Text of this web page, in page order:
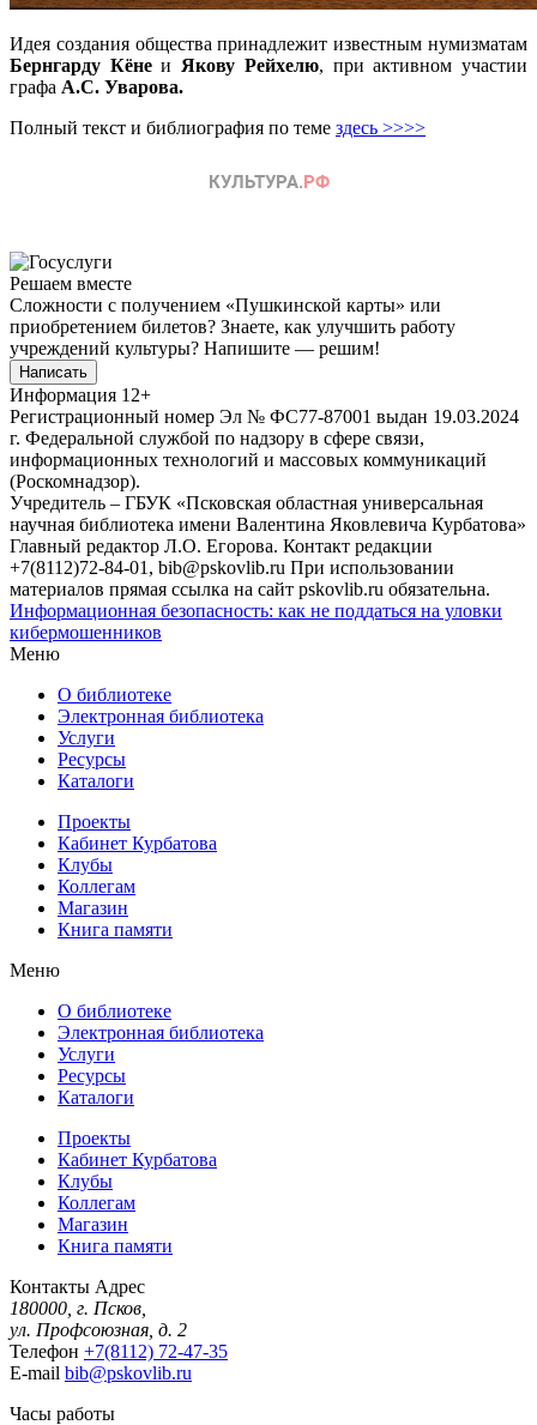
Идея создания общества принадлежит известным нумизматам
Бернгарду Кёнеи Якову Рейхелю, при активном участии
графа А.С. Уварова.
Полный текст и библиография по теме здесь >>>>
Решаем вместе
Сложности с получением «Пушкинской карты» или
приобретением билетов? Знаете, как улучшить работу
учреждений культуры? Напишите — решим!
Написать
Информация 12+
Регистрационный номер Эл № ФС77-87001 выдан 19.03.2024
г. Федеральной службой по надзору в сфере связи,
информационных технологий и массовых коммуникаций
(Роскомнадзор).
Учредитель – ГБУК «Псковская областная универсальная
научная библиотека имени Валентина Яковлевича Курбатова»
Главный редактор Л.О. Егорова. Контакт редакции
+7(8112)72-84-01, bib@pskovlib.ru При использовании
материалов прямая ссылка на сайт pskovlib.ru обязательна.
Информационная безопасность: как не поддаться на уловки
кибермошенников
Меню
О библиотеке
Электронная библиотека
Услуги
Ресурсы
Каталоги
Проекты
Кабинет Курбатова
Клубы
Коллегам
Магазин
Книга памяти
Меню
О библиотеке
Электронная библиотека
Услуги
Ресурсы
Каталоги
Проекты
Кабинет Курбатова
Клубы
Коллегам
Магазин
Книга памяти
Контакты Адрес
180000, г. Псков,
ул. Профсоюзная, д. 2
Телефон +7(8112) 72-47-35
E-mail bib@pskovlib.ru
Часы работы